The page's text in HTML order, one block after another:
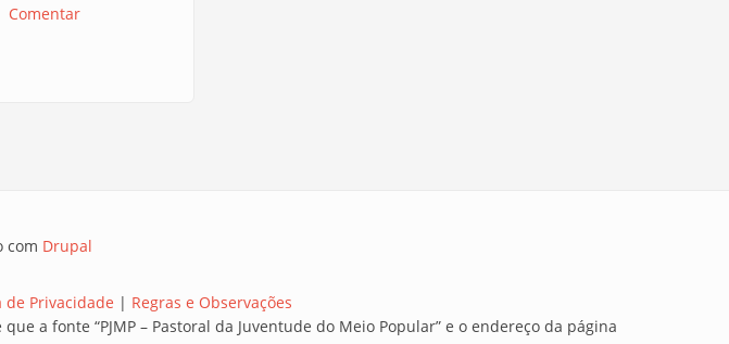
Comentar
com Drupal
de Privacidade | Regras e Observações
a fonte “PJMP – Pastoral da Juventude do Meio Popular” e o endereço da página